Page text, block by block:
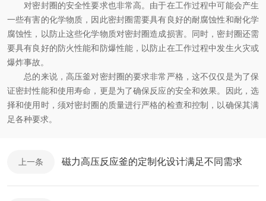
对密封圈的安全性要求也非常高。由于在工作过程中可能会产生
一些有害的化学物质，因此密封圈需要具有良好的耐腐蚀性和耐化学
腐蚀性，以防止这些化学物质对密封圈造成损害。同时，密封圈还需
要具有良好的防火性能和防爆性能，以防止在工作过程中发生火灾或
爆炸事故。
总的来说，高压釜对密封圈的要求非常严格，这不仅仅是为了保
证密封性能和使用寿命，更是为了确保反应的安全和效果。因此，选
择和使用时，须对密封圈的质量进行严格的检查和控制，以确保其满
足各种要求。
上一条 磁力高压反应釜的定制化设计满足不同需求